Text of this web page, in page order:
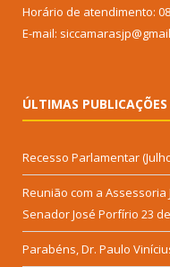
Horário de atendimento:
E-mail:
ÚLTIMAS PUBLICAÇÕES
Recesso Parlamentar
Reunião com a
Senador José Porfírio 23
Parabéns, Dr. Paulo